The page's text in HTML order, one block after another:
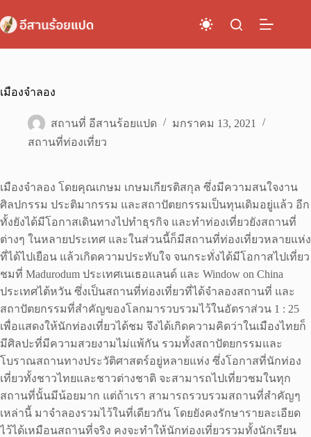
to
content
เมืองจำลอง
สถานที่ อีสานร้อยแปด
มกราคม 13, 2021
สถานที่ท่องเที่ยว
เมืองจำลอง โดยคุณเกษม เกษมเกียรติสกุล ซึ่งมีความสนใจงาน
ศิลปกรรม ประติมากรรม และสถาปัตยกรรมเป็นทุนเดิมอยู่แล้ว อีก
ทั้งยังได้มีโอกาสเดินทางไปทำธุรกิจ และทำท่องเที่ยวยังสถานที่
ต่างๆ ในหลายประเทศ และในส่วนนี้ก็มีสถานที่ท่องเที่ยวหลายแห่ง
ที่ได้ไปเยือน แล้วเกิดความประทับใจ จนกระทั่งได้มีโอกาสไปเที่ยว
ชมที่ Madurodum ประเทศเนเธอแลนด์ และ Window on China
ประเทศไต้หวัน ซึ่งเป็นสถานที่ท่องเที่ยวที่ได้จำลองสถานที่ และ
สถาปัตยกรรมที่สำคัญของโลกมารวบรวมไว้ในอัตราส่วน 1 : 25
เพื่อแสดงให้นักท่องเที่ยวได้ชม จึงได้เกิดความคิดว่าในเมืองไทยก็
มีศิลปะที่มีความสวยงามไม่แพ้กัน รวมทั้งสถาปัตยกรรมและ
โบราณสถานทางประวัติศาสตร์อยู่หลายแห่ง ซึ่งโอกาสที่นักท่อง
เที่ยวทั้งชาวไทยและชาวต่างชาติ จะสามารถไปเที่ยวชมในทุก
สถานที่นั้นมีน้อยมาก แต่ถ้าเรา สามารถรวบรวมสถานที่สำคัญๆ
เหล่านี้ มาจำลองรวมไว้ในที่เดียวกัน โดยยังคงรักษารายละเอียด
ไว้ได้เหมือนสถานที่จริง คงจะทำให้นักท่องเที่ยวรวมทั้งนักเรียน